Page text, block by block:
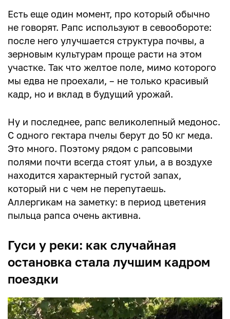
Есть еще один момент, про который обычно
не говорят. Рапс используют в севообороте:
после него улучшается структура почвы, а
зерновым культурам проще расти на этом
участке. Так что желтое поле, мимо которого
мы едва не проехали, – не только красивый
кадр, но и вклад в будущий урожай.
Ну и последнее, рапс великолепный медонос.
С одного гектара пчелы берут до 50 кг меда.
Это много. Поэтому рядом с рапсовыми
полями почти всегда стоят ульи, а в воздухе
находится характерный густой запах,
который ни с чем не перепутаешь.
Аллергикам на заметку: в период цветения
пыльца рапса очень активна.
Гуси у реки: как случайная
остановка стала лучшим кадром
поездки